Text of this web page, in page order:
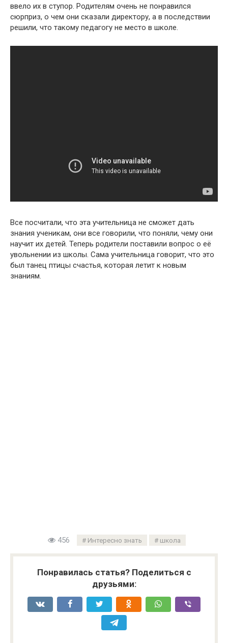
ввело их в ступор. Родителям очень не понравился
сюрприз, о чем они сказали директору, а в последствии
решили, что такому педагогу не место в школе.
Все посчитали, что эта учительница не сможет дать
знания ученикам, они все говорили, что поняли, чему они
научит их детей. Теперь родители поставили вопрос о её
увольнении из школы. Сама учительница говорит, что это
был танец птицы счастья, которая летит к новым
знаниям.
456 Интересно знать школа
Понравилась статья? Поделиться с
друзьями: